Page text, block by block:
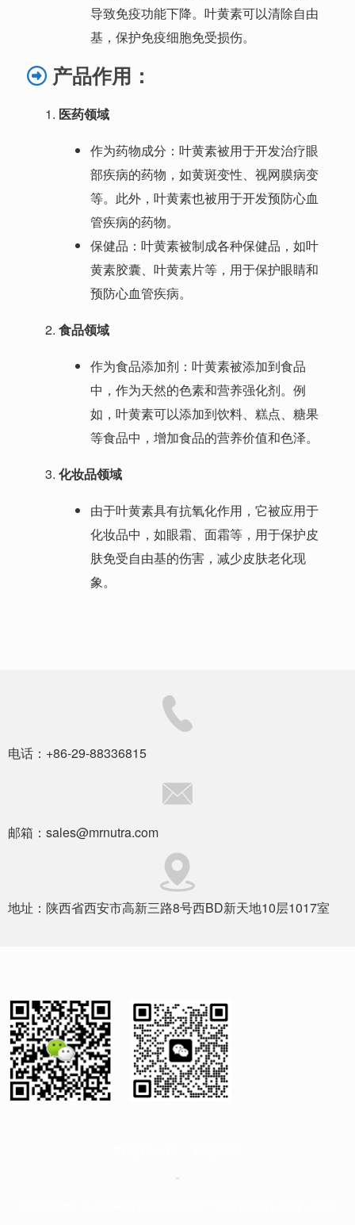
导致免疫功能下降。叶黄素可以清除自由
基，保护免疫细胞免受损伤。
产品作用：
医药领域
作为药物成分：叶黄素被用于开发治疗眼
部疾病的药物，如黄斑变性、视网膜病变
等。此外，叶黄素也被用于开发预防心血
管疾病的药物。
保健品：叶黄素被制成各种保健品，如叶
黄素胶囊、叶黄素片等，用于保护眼睛和
预防心血管疾病。
食品领域
作为食品添加剂：叶黄素被添加到食品
中，作为天然的色素和营养强化剂。例
如，叶黄素可以添加到饮料、糕点、糖果
等食品中，增加食品的营养价值和色泽。
化妆品领域
由于叶黄素具有抗氧化作用，它被应用于
化妆品中，如眼霜、面霜等，用于保护皮
肤免受自由基的伤害，减少皮肤老化现
象。
电话：+86-29-88336815
邮箱：sales@mrnutra.com
地址：陕西省西安市高新三路8号西BD新天地10层1017室